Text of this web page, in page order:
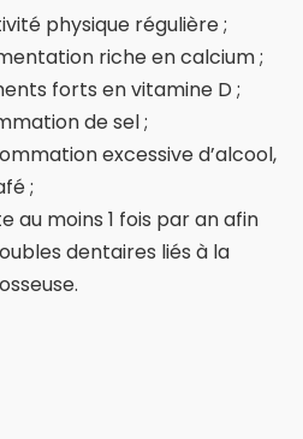
physique régulière ;
riche en calcium ;
forts en vitamine D ;
de sel ;
excessive d’alcool,
;
au moins 1 fois par an afin
dentaires liés à la